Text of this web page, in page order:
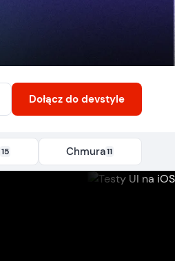
Dołącz do devstyle
15 Chmura11